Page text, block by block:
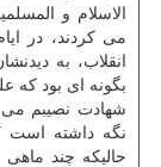
الاسلام و
می كردند، در
انقلاب، به
بگونه ای بود كه
شهادت نصیبم می
نگه داشته است
حالیكه چند